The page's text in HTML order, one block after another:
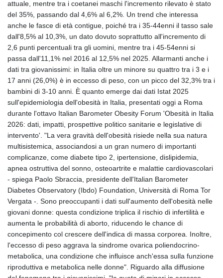
GNF 10145.090599
GTQ 8.820142
GYD 241.849406
HKD 9.067746
HNL 31.077375
HRK 7.536622
HTG 151.150865
HUF 363.096405
IDR 20580.370421
ILS 3.468234
IMP 0.859288
INR 109.992259
IQD 1515.115748
IRR
1590322.371805
ISK 142.598215
JEP 0.859288
JMD 183.583315
JOD 0.819746
JPY 182.445186
KES 148.887592
KGS 101.104505
KHR 4685.244046
KMF 492.514185
KRW 1627.712241
attuale, mentre tra i coetanei maschi l'incremento rilevato è stato
del 35%, passando dal 4,6% al 6,2%. Un trend che interessa
anche le fasce di età contigue, poiché tra i 35-44enni il tasso sale
dall'8,5% al 10,3%, un dato dovuto soprattutto all'incremento di
2,6 punti percentuali tra gli uomini, mentre tra i 45-54enni si
passa dall'11,1% nel 2016 al 12,5% nel 2025. Allarmanti anche i
dati tra giovanissimi: in Italia oltre un minore su quattro tra i 3 e i
17 anni (26,0%) è in eccesso di peso, con un picco del 32,3% tra i
bambini di 3-10 anni. È quanto emerge dai dati Istat 2025
sull'epidemiologia dell'obesità in Italia, presentati oggi a Roma
durante l'ottavo Italian Barometer Obesity Forum 'Obesità in Italia
2026: dati, impatti, prospettive politico sanitarie e legislative di
intervento'. "La vera gravità dell'obesità risiede nella sua natura
multisistemica, associandosi a un gran numero di importanti
complicanze, come diabete tipo 2, ipertensione, dislipidemia,
apnea ostruttiva del sonno, osteoartrite e malattie cardiovascolari
- spiega Paolo Sbraccia, presidente dell'Italian Barometer
Diabetes Observatory (Ibdo) Foundation, Università di Roma Tor
Vergata -. Sono preoccupanti i dati sull'aumento dell'obesità nelle
giovani donne: questa condizione triplica il rischio di infertilità e
aumenta le probabilità di aborto, riducendo le chance di
concepimento col crescere dell'indica di massa corporea. Inoltre,
l'eccesso di peso aggrava la sindrome ovarica poliendocrino-
metabolica, una condizione che influisce anch'essa sulla funzione
riproduttiva e metabolica nelle donne". Riguardo alla diffusione